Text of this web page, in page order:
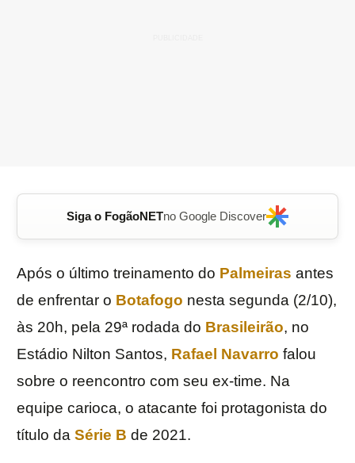
Siga o FogãoNETno Google Discover
Após o último treinamento do Palmeiras antes
de enfrentar o Botafogo nesta segunda (2/10),
às 20h, pela 29ª rodada do Brasileirão, no
Estádio Nilton Santos, Rafael Navarro falou
sobre o reencontro com seu ex-time. Na
equipe carioca, o atacante foi protagonista do
título da Série B de 2021.